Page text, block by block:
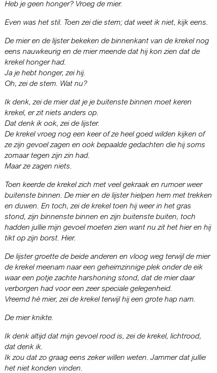
Heb je geen honger? Vroeg de mier.
Even was het stil. Toen zei die stem; dat weet ik niet, kijk eens.
De mier en de lijster bekeken de binnenkant van de krekel nog
eens nauwkeurig en de mier meende dat hij kon zien dat de
krekel honger had.
Ja je hebt honger, zei hij.
Oh, zei de stem. Wat nu?
Ik denk, zei de mier dat je je buitenste binnen moet keren
krekel, er zit niets anders op.
Dat denk ik ook, zei de lijster.
De krekel vroeg nog een keer of ze heel goed wilden kijken of
ze zijn gevoel zagen en ook bepaalde gedachten die hij soms
zomaar tegen zijn zin had.
Maar ze zagen niets.
Toen keerde de krekel zich met veel gekraak en rumoer weer
buitenste binnen. De mier en de lijster hielpen hem met trekken
en duwen. En toch, zei de krekel toen hij weer in het gras
stond, zijn binnenste binnen en zijn buitenste buiten, toch
hadden jullie mijn gevoel moeten zien want nu zit het hier en hij
tikt op zijn borst. Hier.
De lijster groette de beide anderen en vloog weg terwijl de mier
de krekel meenam naar een geheimzinnige plek onder de eik
waar een potje zachte harshoning stond, dat de mier daar
verborgen had voor een zeer speciale gelegenheid.
Vreemd hè mier, zei de krekel terwijl hij een grote hap nam.
De mier knikte.
Ik denk altijd dat mijn gevoel rood is, zei de krekel, lichtrood,
dat denk ik.
Ik zou dat zo graag eens zeker willen weten. Jammer dat jullie
het niet konden vinden.